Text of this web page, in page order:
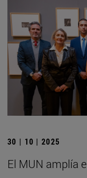
30 | 10 | 2025
El MUN amplía